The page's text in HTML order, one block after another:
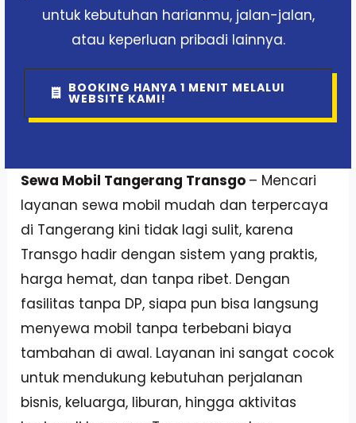
untuk kebutuhan harianmu, jalan-jalan,
atau keperluan pribadi lainnya.
BOOKING HANYA 1 MENIT MELALUI
WEBSITE KAMI!
Sewa Mobil Tangerang Transgo – Mencari
layanan sewa mobil mudah dan terpercaya
di Tangerang kini tidak lagi sulit, karena
Transgo hadir dengan sistem yang praktis,
harga hemat, dan tanpa ribet. Dengan
fasilitas tanpa DP, siapa pun bisa langsung
menyewa mobil tanpa terbebani biaya
tambahan di awal. Layanan ini sangat cocok
untuk mendukung kebutuhan perjalanan
bisnis, keluarga, liburan, hingga aktivitas